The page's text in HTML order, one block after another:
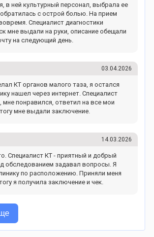
в ней культурный персонал, выбрала ее
с острой болью. На прием
Специалист диагностики
мне выдали на руки, описание обещали
на следующий день.
03.04.2026
КТ органов малого таза, я остался
нашел через интернет. Специалист
мне понравился, ответил на все мои
мне выдали заключение.
14.03.2026
Специалист КТ - приятный и добрый
обследованием задавал вопросы. Я
по расположению. Приняли меня
я получила заключение и чек.